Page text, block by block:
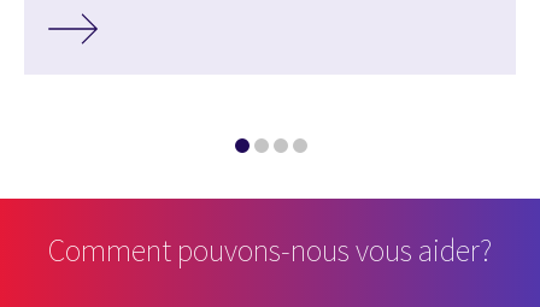
Comment pouvons-nous vous aider?